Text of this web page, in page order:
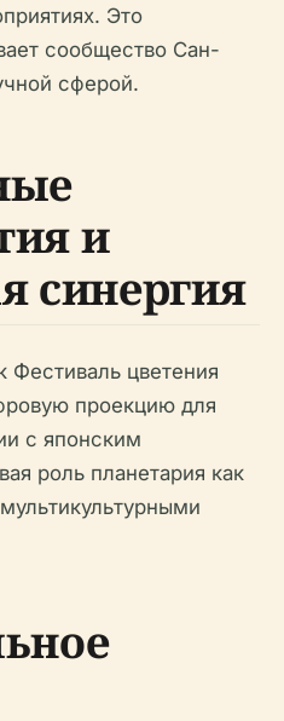
Это
сообщество Сан-
сферой.
и
синергия
Фестиваль цветения
проекцию для
с японским
роль планетария как